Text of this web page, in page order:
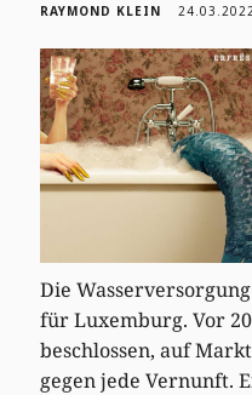
RAYMOND KLEIN 24.03.2022
Die
für Luxemburg. Vor
beschlossen, auf
gegen jede Vernunft.